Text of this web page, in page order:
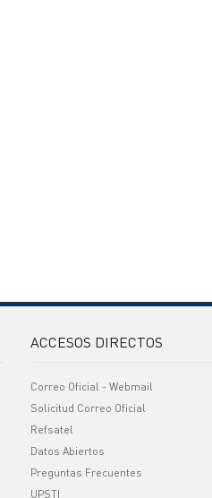
ACCESOS DIRECTOS
Correo Oficial - Webmail
Solicitud Correo Oficial
Refsatel
Datos Abiertos
Preguntas Frecuentes
UPSTI